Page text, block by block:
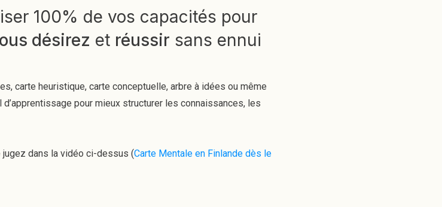
100% de vos capacités pour
désirez et réussir sans ennui
carte heuristique, carte conceptuelle, arbre à idées ou même
pour mieux structurer les connaissances, les
dans la vidéo ci-dessus (Carte Mentale en Finlande dès le